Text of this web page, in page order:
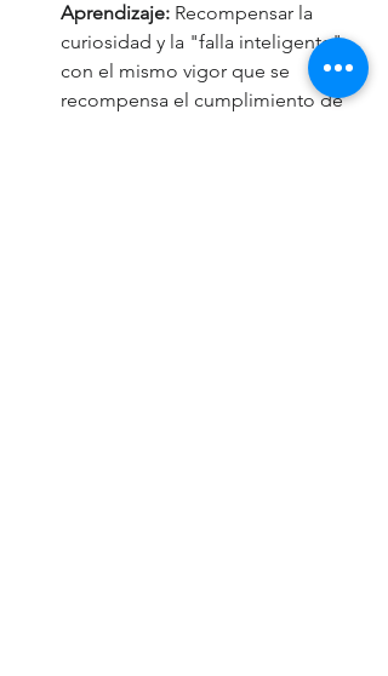
Aprendizaje: Recompensar la
curiosidad y la "falla inteligente"
con el mismo vigor que se
recompensa el cumplimiento de